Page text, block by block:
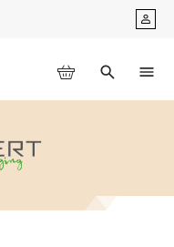
MIJN
WINKELWAGEN
Toggle
search